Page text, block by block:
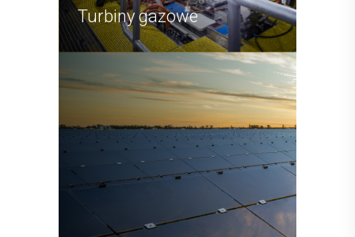
Turbiny gazowe